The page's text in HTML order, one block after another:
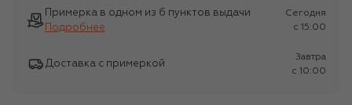
Примерка в одном из 6 пунктов выдачи
Подробнее
Сегодня
c 15:00
Доставка с примеркой
Завтра
c 10:00